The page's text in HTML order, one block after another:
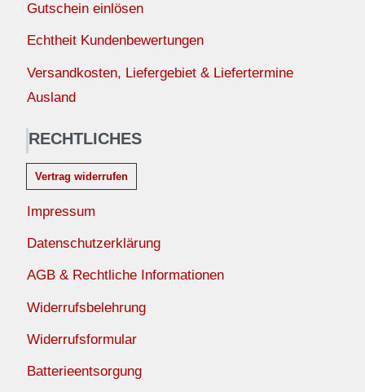
Gutschein einlösen
Echtheit Kundenbewertungen
Versandkosten, Liefergebiet & Liefertermine
Ausland
RECHTLICHES
Vertrag widerrufen
Impressum
Datenschutzerklärung
AGB & Rechtliche Informationen
Widerrufsbelehrung
Widerrufsformular
Batterieentsorgung